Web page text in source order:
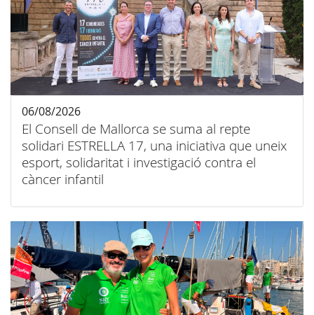
El Consell de Mallorca se suma al repte
solidari ESTRELLA 17, una iniciativa que uneix
esport, solidaritat i investigació contra el
càncer infantil
06/08/2026